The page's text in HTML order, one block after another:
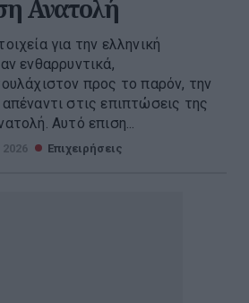
Ανατολή
για την ελληνική
ενθαρρυντικά,
προς το παρόν, την
στις επιπτώσεις της
Αυτό επιση...
2026 Επιχειρήσεις